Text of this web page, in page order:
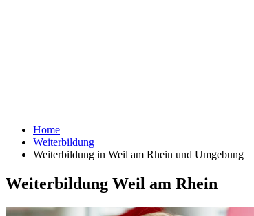
Home
Weiterbildung
Weiterbildung in Weil am Rhein und Umgebung
Weiterbildung Weil am Rhein